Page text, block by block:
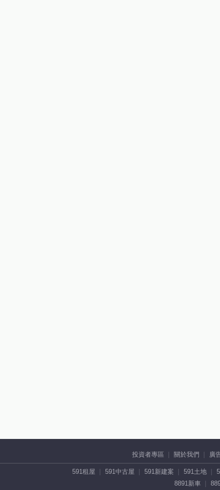
投資者專區 關於我們 廣
591租屋 591中古屋 591新建案 591土地
8891新車